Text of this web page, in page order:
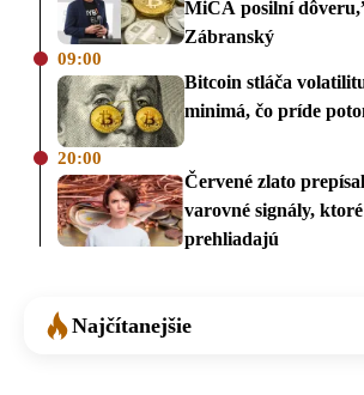
MiCA posilní
Zábranský
09:00
Bitcoin stláča
minimá, čo príde
20:00
Červené zlato
varovné signály,
prehliadajú
Najčítanejšie